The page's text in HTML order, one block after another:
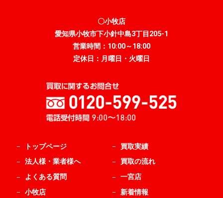
〇小牧店
愛知県小牧市下小針中島3丁目205-1
営業時間：10:00～18:00
定休日：月曜日・火曜日
トップページ
買取実績
法人様・業者様へ
買取の流れ
よくある質問
一宮店
小牧店
新着情報